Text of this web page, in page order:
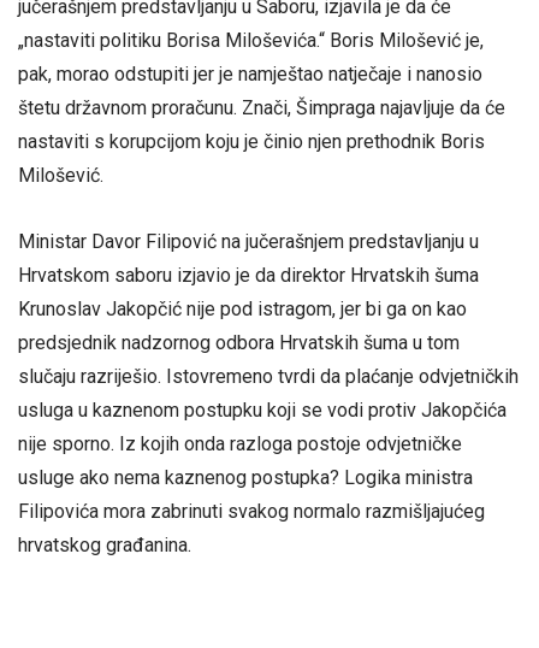
jučerašnjem predstavljanju u Saboru, izjavila je da će
„nastaviti politiku Borisa Miloševića.“ Boris Milošević je,
pak, morao odstupiti jer je namještao natječaje i nanosio
štetu državnom proračunu. Znači, Šimpraga najavljuje da će
nastaviti s korupcijom koju je činio njen prethodnik Boris
Milošević.
Ministar Davor Filipović na jučerašnjem predstavljanju u
Hrvatskom saboru izjavio je da direktor Hrvatskih šuma
Krunoslav Jakopčić nije pod istragom, jer bi ga on kao
predsjednik nadzornog odbora Hrvatskih šuma u tom
slučaju razriješio. Istovremeno tvrdi da plaćanje odvjetničkih
usluga u kaznenom postupku koji se vodi protiv Jakopčića
nije sporno. Iz kojih onda razloga postoje odvjetničke
usluge ako nema kaznenog postupka? Logika ministra
Filipovića mora zabrinuti svakog normalo razmišljajućeg
hrvatskog građanina.